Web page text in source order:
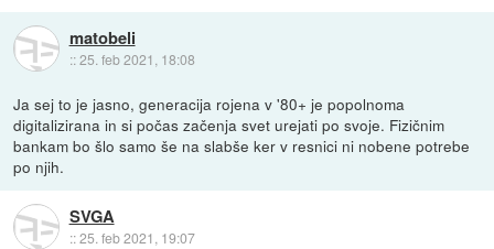
matobeli
::25. feb 2021, 18:08
Ja sej to je jasno, generacija rojena v '80+ je popolnoma
digitalizirana in si počas začenja svet urejati po svoje. Fizičnim
bankam bo šlo samo še na slabše ker v resnici ni nobene potrebe
po njih.
SVGA
::25. feb 2021, 19:07